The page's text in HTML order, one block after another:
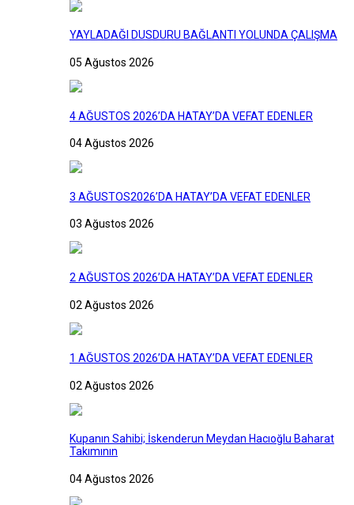
YAYLADAĞI DUSDURU BAĞLANTI YOLUNDA ÇALIŞMA
05 Ağustos 2026
4 AĞUSTOS 2026’DA HATAY’DA VEFAT EDENLER
04 Ağustos 2026
3 AĞUSTOS2026’DA HATAY’DA VEFAT EDENLER
03 Ağustos 2026
2 AĞUSTOS 2026’DA HATAY’DA VEFAT EDENLER
02 Ağustos 2026
1 AĞUSTOS 2026’DA HATAY’DA VEFAT EDENLER
02 Ağustos 2026
Kupanın Sahibi; İskenderun Meydan Hacıoğlu Baharat
Takımının
04 Ağustos 2026